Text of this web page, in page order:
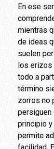
En ese
mientras
de ideas
suelen
los erizos
todo a
término
zorros no
persiguen
principio
permite